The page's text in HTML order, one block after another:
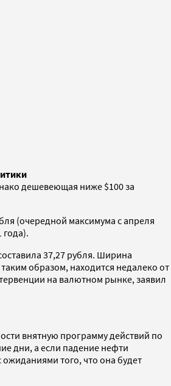
дешевеющая ниже $100 за
(очередной максимума с апреля
года).
37,27 рубля. Ширина
образом, находится недалеко от
на валютном рынке, заявил
внятную программу действий по
дни, а если падение нефти
того, что она будет